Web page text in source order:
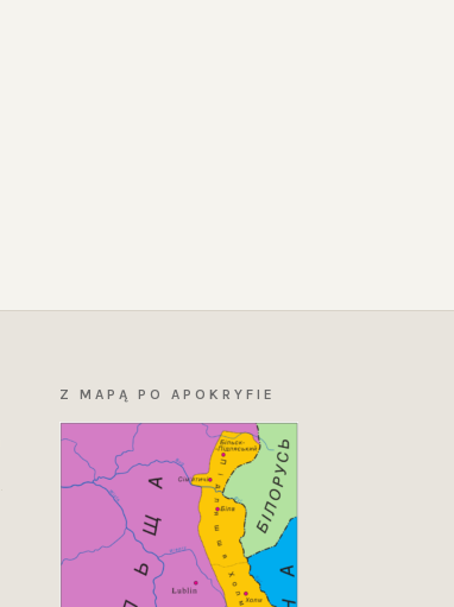
Z MAPĄ PO APOKRYFIE